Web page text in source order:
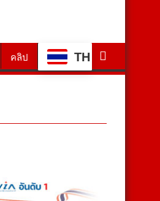
คลิป TH